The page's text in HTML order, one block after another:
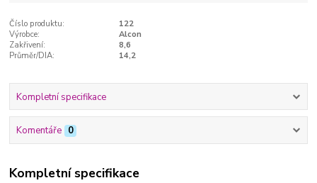
Číslo produktu:
122
Výrobce:
Alcon
Zakřivení:
8,6
Průměr/DIA:
14,2
Kompletní specifikace
Komentáře 0
Kompletní specifikace